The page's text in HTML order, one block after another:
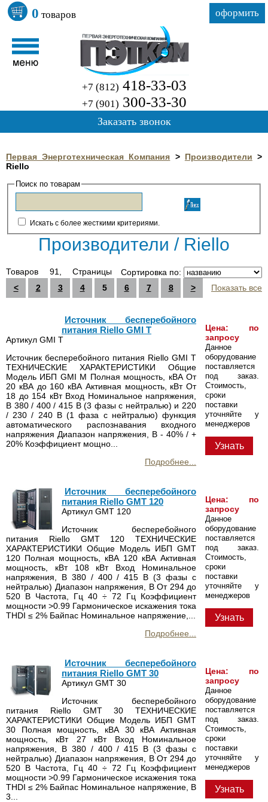
0 товаров оформить
+7 (812) 418-33-03
+7 (901) 300-33-30
Заказать звонок
Первая Энерготехническая Компания > Производители >
Riello
Поиск по товарам
Искать с более жесткими критериями.
Производители / Riello
Сортировка по:
Товаров 91, Страницы
<
2 3 4 5 6 7 8 > Показать все
Цена: по
запросу
Данное
оборудование
поставляется
под заказ.
Стоимость,
сроки
поставки
уточняйте у
менеджеров
Узнать
Источник бесперебойного
питания Riello GMI T
Артикул GMI T
Источник бесперебойного питания Riello GMI T
ТЕХНИЧЕСКИЕ ХАРАКТЕРИСТИКИ Общие
Модель ИБП GMI M Полная мощность, кВА От
20 кВА до 160 кВА Активная мощность, кВт От
18 до 154 кВт Вход Номинальное напряжения,
В 380 / 400 / 415 В (3 фазы c нейтралью) и 220
/ 230 / 240 В (1 фаза с нейтралью) функция
автоматического распознавания входного
напряжения Диапазон напряжения, В - 40% / +
20% Коэффициент мощно...
Подробнее...
Цена: по
запросу
Данное
оборудование
поставляется
под заказ.
Стоимость,
сроки
поставки
уточняйте у
менеджеров
Узнать
Источник бесперебойного
питания Riello GMT 120
Артикул GMT 120
Источник бесперебойного
питания Riello GMT 120 ТЕХНИЧЕСКИЕ
ХАРАКТЕРИСТИКИ Общие Модель ИБП GMT
120 Полная мощность, кВА 120 кВА Активная
мощность, кВт 108 кВт Вход Номинальное
напряжения, В 380 / 400 / 415 В (3 фазы c
нейтралью) Диапазон напряжения, В От 294 до
520 В Частота, Гц 40 ÷ 72 Гц Коэффициент
мощности >0.99 Гармоническое искажения тока
THDI ≤ 2% Байпас Номинальное напряжение,...
Подробнее...
Цена: по
запросу
Данное
оборудование
поставляется
под заказ.
Стоимость,
сроки
поставки
уточняйте у
менеджеров
Узнать
Источник бесперебойного
питания Riello GMT 30
Артикул GMT 30
Источник бесперебойного
питания Riello GMT 30 ТЕХНИЧЕСКИЕ
ХАРАКТЕРИСТИКИ Общие Модель ИБП GMT
30 Полная мощность, кВА 30 кВА Активная
мощность, кВт 27 кВт Вход Номинальное
напряжения, В 380 / 400 / 415 В (3 фазы c
нейтралью) Диапазон напряжения, В От 294 до
520 В Частота, Гц 40 ÷ 72 Гц Коэффициент
мощности >0.99 Гармоническое искажения тока
THDI ≤ 2% Байпас Номинальное напряжение, В
3...